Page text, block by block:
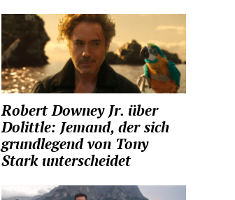
Robert Downey Jr. über
Dolittle: Jemand, der sich
grundlegend von Tony
Stark unterscheidet